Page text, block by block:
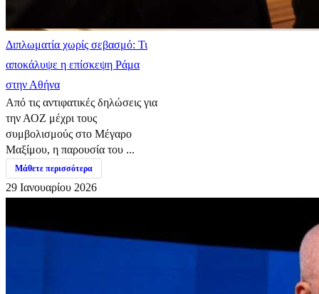
Διπλωματία χωρίς σεβασμό: Τι
αποκάλυψε η επίσκεψη Ράμα
στην Αθήνα
Από τις αντιφατικές δηλώσεις για
την ΑΟΖ μέχρι τους
συμβολισμούς στο Μέγαρο
Μαξίμου, η παρουσία του ...
Μάθετε περισσότερα
29 Ιανουαρίου 2026